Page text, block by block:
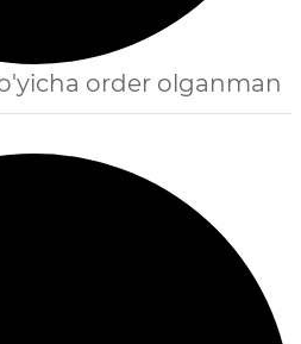
order olganman